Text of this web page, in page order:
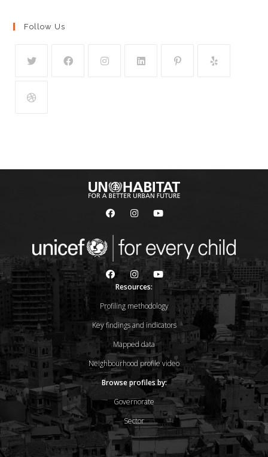
Follow Us
Resources:
Profiling methodology
Key findings and indicators
Mapped data
Neighbourhood profile video
Browse profiles by:
Governorate
Sector